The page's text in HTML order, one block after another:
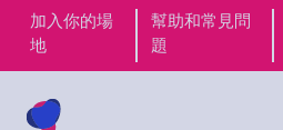
加入你的場
地
幫助和常見問
題
周末Brunch
婚禮